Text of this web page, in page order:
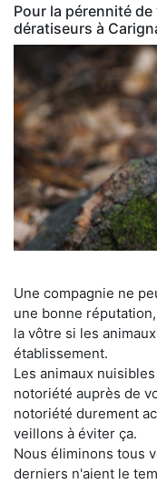
Pour la pérennité
dératiseurs à
Une compagnie ne
une bonne
la vôtre si les
établissement.
Les animaux
notoriété auprès de
notoriété durement
veillons à éviter ça.
Nous éliminons tous
derniers n'aient le